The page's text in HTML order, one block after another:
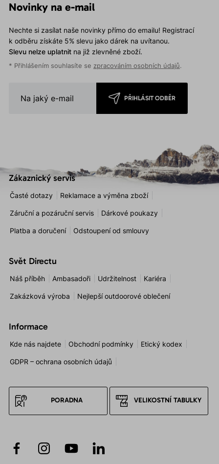
Novinky na e-mail
Nechte si zasílat naše novinky přímo do emailu! Registrací
k odběru získáte 5% slevu jako dárek na uvítanou.
Slevu nelze uplatnitna již zlevněné zboží.
* Přihlášením souhlasíte se zpracováním osobních údajů.
PŘIHLÁSIT ODBĚR
Zákaznický servis
Časté dotazy Reklamace a výměna zboží
Záruční a pozáruční servis Dárkové poukazy
Platba a doručení Odstoupení od smlouvy
Svět Directu
Náš příběh Ambasadoři Udržitelnost Kariéra
Zakázková výroba Nejlepší outdoorové oblečení
Informace
Kde nás najdete Obchodní podmínky Etický kodex
GDPR – ochrana osobních údajů
PORADNA VELIKOSTNÍ TABULKY